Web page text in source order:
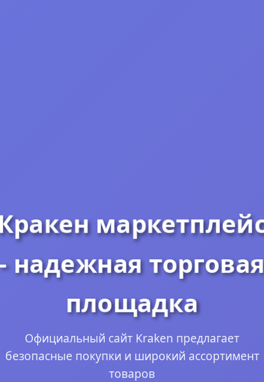
Кракен маркетплейс
- надежная торговая
площадка
Официальный сайт Kraken предлагает
безопасные покупки и широкий ассортимент
товаров